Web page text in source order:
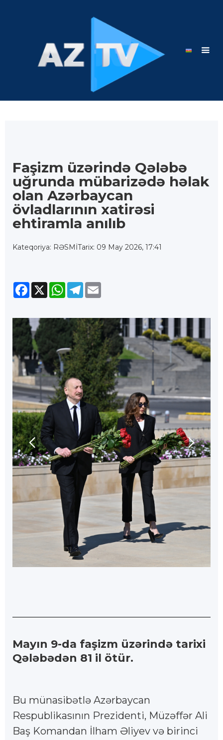
Faşizm üzərində Qələbə
uğrunda mübarizədə həlak
olan Azərbaycan
övladlarının xatirəsi
ehtiramla anılıb
Kateqoriya: RƏSMİTarix: 09 May 2026, 17:41
Facebook
X WhatsApp
Telegram
Mayın 9-da faşizm üzərində tarixi
Qələbədən 81 il ötür.
Bu münasibətlə Azərbaycan
Respublikasının Prezidenti, Müzəffər Ali
Baş Komandan İlham Əliyev və birinci